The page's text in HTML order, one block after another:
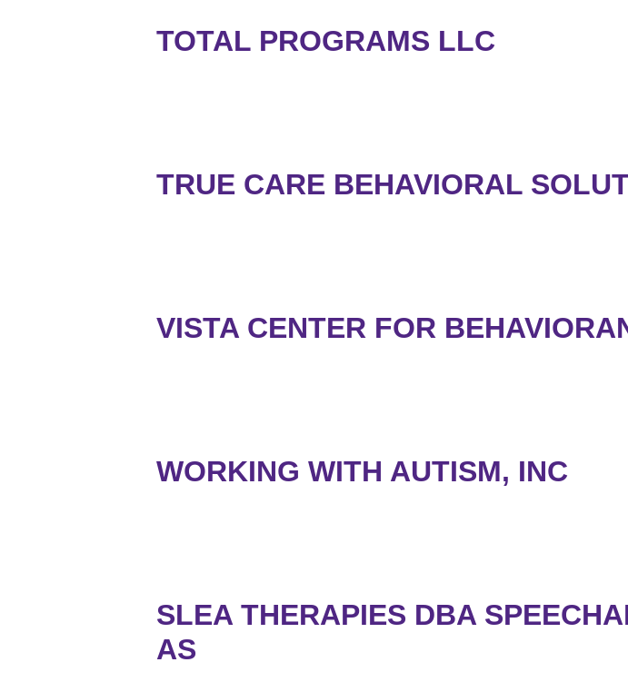
TOTAL PROGRAMS LLC
TRUE CARE BEHAVIORAL
VISTA CENTER FOR
WORKING WITH AUTISM, INC
SLEA THERAPIES DBA
AS